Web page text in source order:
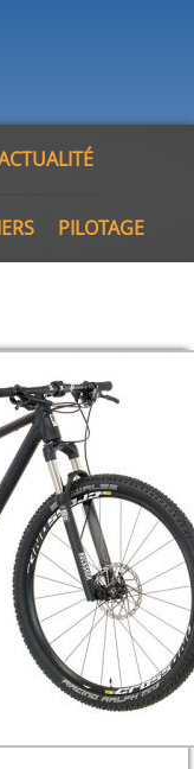
PILOTAGE